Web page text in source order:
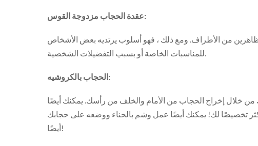
عقدة الحجاب مزدوجة القوس:
من الأطراف. ومع ذلك ، فهو أسلوب يرتديه بعض الأشخاص
للمناسبات الخاصة أو بسبب التفضيلات الشخصية.
الحجاب بالكروشيه:
من خلال إخراج الحجاب من الأمام والخلف من رأسك. يمكنك أيضًا
تخصيصًا لك! يمكنك أيضًا عمل وشم بالحناء ووضعه على حجابك
أيضًا!